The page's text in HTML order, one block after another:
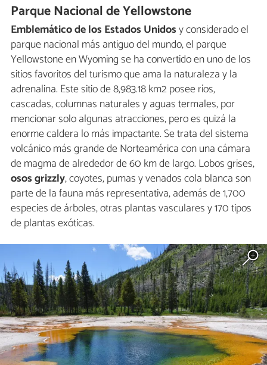
Parque Nacional de Yellowstone
Emblemático de los Estados Unidosy considerado el
parque nacional más antiguo del mundo, el parque
Yellowstone en Wyoming se ha convertido en uno de los
sitios favoritos del turismo que ama la naturaleza y la
adrenalina. Este sitio de 8,983.18 km2 posee ríos,
cascadas, columnas naturales y aguas termales, por
mencionar solo algunas atracciones, pero es quizá la
enorme caldera lo más impactante. Se trata del sistema
volcánico más grande de Norteamérica con una cámara
de magma de alrededor de 60 km de largo. Lobos grises,
ososgrizzly, coyotes, pumas y venados cola blanca son
parte de la fauna más representativa, además de 1,700
especies de árboles, otras plantas vasculares y 170 tipos
de plantas exóticas.